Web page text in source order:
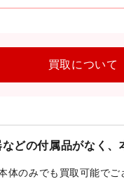
買取について
などの付属品がなく
体のみでも買取可能でご